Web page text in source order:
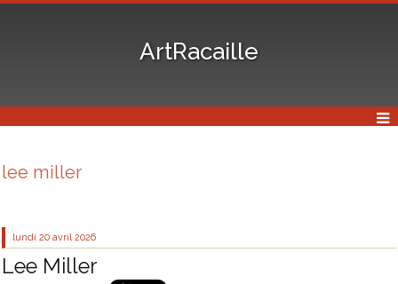
ArtRacaille
lee miller
lundi 20 avril 2026
Lee Miller